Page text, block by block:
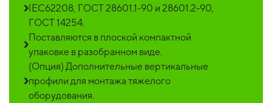
IEC62208, ГОСТ 28601.1-90 и 28601.2-90,
ГОСТ 14254.
Поставляются в плоской компактной
упаковке в разобранном виде.
(Опция) Дополнительные вертикальные
профили для монтажа тяжелого
оборудования.